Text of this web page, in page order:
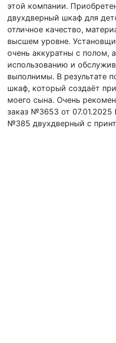
этой компании.
двухдверный шкаф для
отличное качество,
высшем уровне.
очень аккуратны с полом,
использованию и
выполнимы. В результате
шкаф, который создаёт
моего сына. Очень
заказ №3653 от
№385 двухдверный с